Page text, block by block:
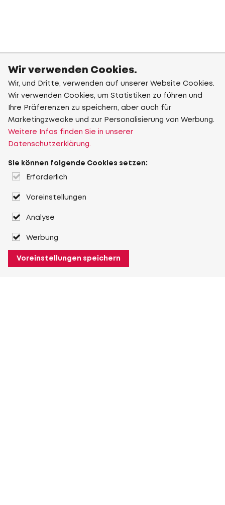
Wir verwenden Cookies.
Wir, und Dritte, verwenden auf unserer Website Cookies.
Wir verwenden Cookies, um Statistiken zu führen und
Ihre Präferenzen zu speichern, aber auch für
Marketingzwecke und zur Personalisierung von Werbung.
Weitere Infos finden Sie in unserer
Datenschutzerklärung.
Sie können folgende Cookies setzen:
Erforderlich
Voreinstellungen
Analyse
Werbung
Voreinstellungen speichern